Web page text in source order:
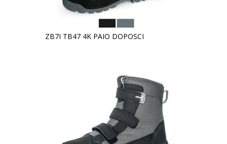
ZB7I TB47 4K PAIO DOPOSCI